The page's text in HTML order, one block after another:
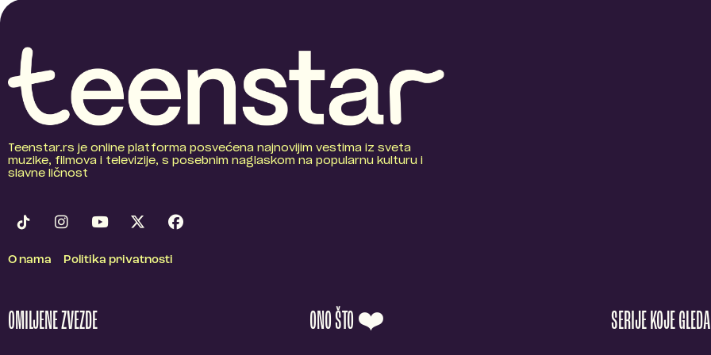
Teenstar.rs je online platforma posvećena najnovijim vestima iz sveta
muzike, filmova i televizije, s posebnim naglaskom na popularnu kulturu i
slavne ličnost
O nama Politika privatnosti
OMILJENE ZVEZDE ONO ŠTO ❤️ SERIJE KOJE